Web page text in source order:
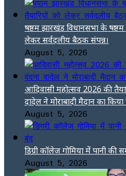
षष्ठम झारखंड विधानसभा के षष्ठम
लेकर सर्वदलीय बैठक संपन्न।
August 5, 2026
आदिवासी महोत्सव 2026 की
दादेल ने मोराबादी मैदान का किया
August 5, 2026
डिग्री कॉलेज गोमिया में पानी
August 5, 2026